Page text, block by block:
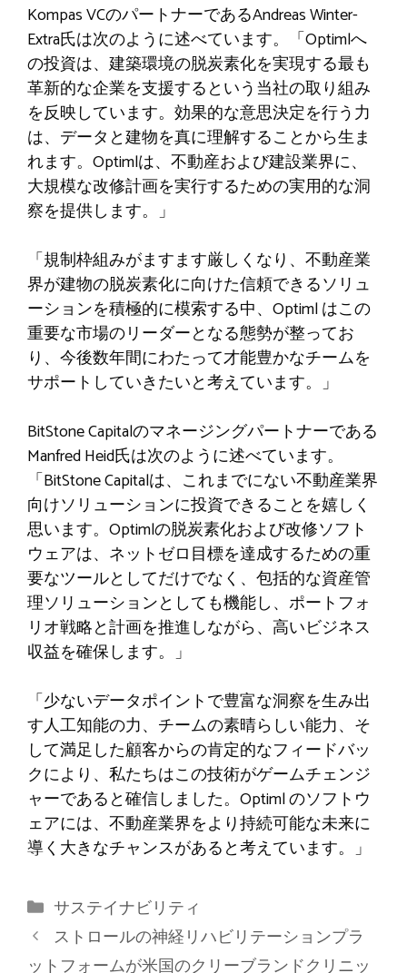
Kompas VCのパートナーであるAndreas Winter-
Extra氏は次のように述べています。「Optimlへ
の投資は、建築環境の脱炭素化を実現する最も
革新的な企業を支援するという当社の取り組み
を反映しています。効果的な意思決定を行う力
は、データと建物を真に理解することから生ま
れます。Optimlは、不動産および建設業界に、
大規模な改修計画を実行するための実用的な洞
察を提供します。」
「規制枠組みがますます厳しくなり、不動産業
界が建物の脱炭素化に向けた信頼できるソリュ
ーションを積極的に模索する中、Optiml はこの
重要な市場のリーダーとなる態勢が整ってお
り、今後数年間にわたって才能豊かなチームを
サポートしていきたいと考えています。」
BitStone Capitalのマネージングパートナーである
Manfred Heid氏は次のように述べています。
「BitStone Capitalは、これまでにない不動産業界
向けソリューションに投資できることを嬉しく
思います。Optimlの脱炭素化および改修ソフト
ウェアは、ネットゼロ目標を達成するための重
要なツールとしてだけでなく、包括的な資産管
理ソリューションとしても機能し、ポートフォ
リオ戦略と計画を推進しながら、高いビジネス
収益を確保します。」
「少ないデータポイントで豊富な洞察を生み出
す人工知能の力、チームの素晴らしい能力、そ
して満足した顧客からの肯定的なフィードバッ
クにより、私たちはこの技術がゲームチェンジ
ャーであると確信しました。Optiml のソフトウ
ェアには、不動産業界をより持続可能な未来に
導く大きなチャンスがあると考えています。」
カ
テ
ゴ
サステイナビリティ
ストロールの神経リハビリテーションプラ
ットフォームが米国のクリーブランドクリニッ